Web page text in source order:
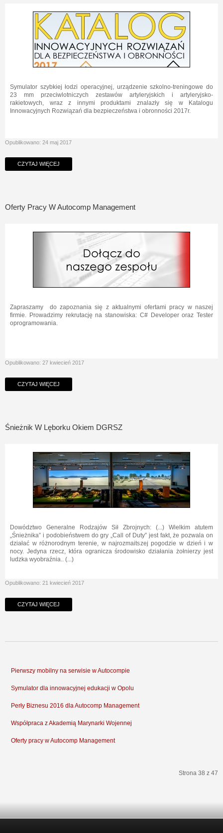
Symulator szybkiej łodzi operacyjnej, urządzenie szkolno-treningowe do
23 mm przeciwlotniczych zestawów artyleryjskich i artyleryjsko-
rakietowych, wraz z innymi produktami znalazły się w Katalogu
Innowacyjnych Rozwiązań dla bezpieczeństwa i obronności 2017r.
Opublikowano: 24 maj 2017
CZYTAJ WIĘCEJ
Oferty Pracy W Autocomp Management
Zapraszamy do zapoznania się z aktualnymi ofertami pracy w naszej
firmie. Prowadzimy rekrutację na stanowiska: C# Developer oraz Tester
oprogramowania.
Opublikowano: 27 kwiecień 2017
CZYTAJ WIĘCEJ
Śnieżnik W Lęborku Okiem DGRSZ
Dowództwo Generalne Rodzajów Sił Zbrojnych: (...) Wielkim atutem
„Śnieżnika” i podobieństwem do gry „Call of Duty” jest fakt, że pozwala on
działać w różnorodnym terenie, w najrozmaitszej pogodzie w dzień i w
nocy. Jedyna rzecz, która ogranicza środowisko działania żołnierzy jest
ludzka wyobraźnia.. (...)
Opublikowano: 21 kwiecień 2017
CZYTAJ WIĘCEJ
Pierwszy mobilny na serwisie w Autocompie
Symulator dla innowacyjnej edukacji w Opolu
Perły Biznesu 2016 dla Autocomp Management
Współpraca z Akademią Marynarki Wojennej
Oferty pracy w Autocomp Management
Strona 38 z 47